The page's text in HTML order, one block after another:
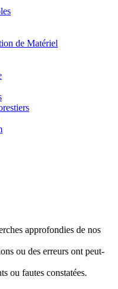
de Matériel
approfondies de nos
ou des erreurs ont peut-
ou fautes constatées.